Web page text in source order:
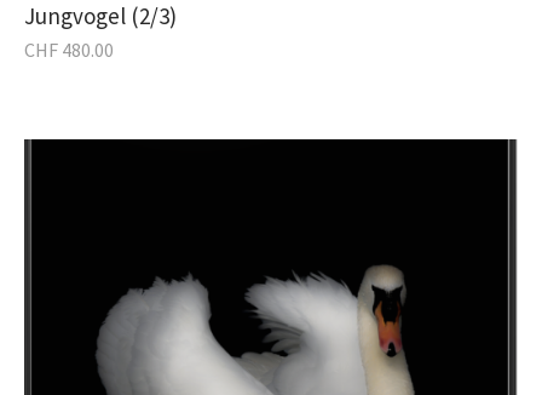
Jungvogel (2/3)
CHF 480.00